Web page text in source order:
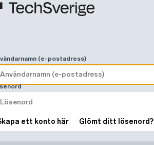
(e-postadress)
ett konto här Glömt ditt lösenord?